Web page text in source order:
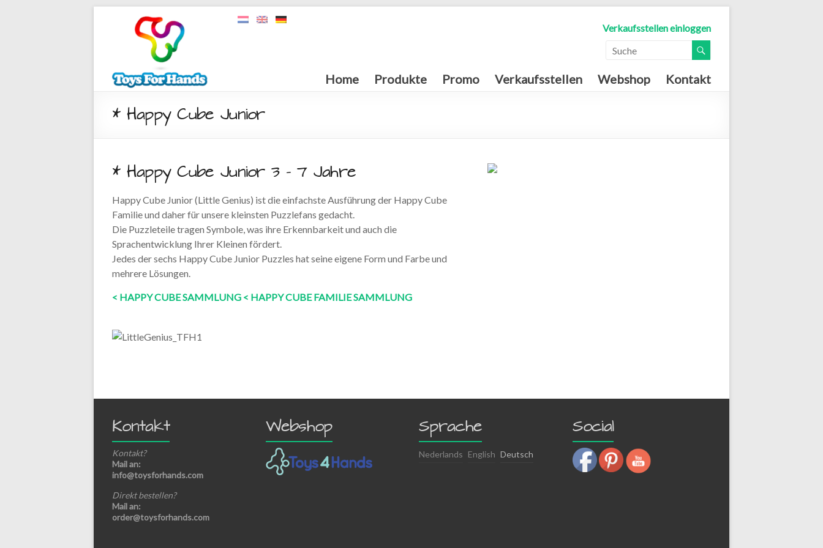
Verkaufsstellen einloggen
Home Produkte Promo Verkaufsstellen Webshop Kontakt
* Happy Cube Junior
* Happy Cube Junior 3 – 7 Jahre
Happy Cube Junior (Little Genius) ist die einfachste Ausführung der Happy Cube
Familie und daher für unsere kleinsten Puzzlefans gedacht.
Die Puzzleteile tragen Symbole, was ihre Erkennbarkeit und auch die
Sprachentwicklung Ihrer Kleinen fördert.
Jedes der sechs Happy Cube Junior Puzzles hat seine eigene Form und Farbe und
mehrere Lösungen.
< HAPPY CUBE SAMMLUNG < HAPPY CUBE FAMILIE SAMMLUNG
Kontakt
Kontakt?
Mail an:
info@toysforhands.com
Direkt bestellen?
Mail an:
order@toysforhands.com
Webshop Sprache
Nederlands English Deutsch
Social